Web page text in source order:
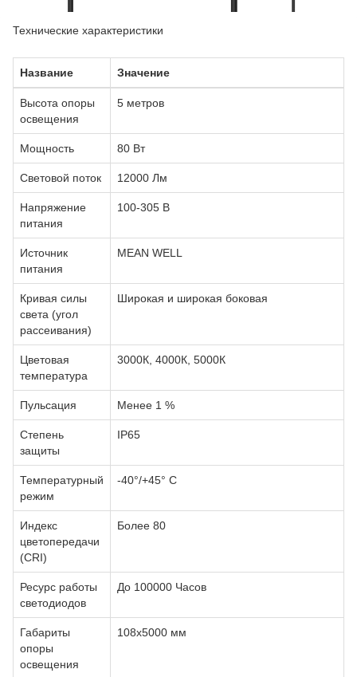
Технические характеристики
Название Значение
Высота опоры
освещения
5 метров
Мощность 80 Вт
Световой поток 12000 Лм
Напряжение
питания
100-305 В
Источник
питания
MEAN WELL
Кривая силы
света (угол
рассеивания)
Широкая и широкая боковая
Цветовая
температура
3000К, 4000К, 5000К
Пульсация Менее 1 %
Степень
защиты
IP65
Температурный
режим
-40°/+45° С
Индекс
цветопередачи
(CRI)
Более 80
Ресурс работы
светодиодов
До 100000 Часов
Габариты
опоры
освещения
108х5000 мм